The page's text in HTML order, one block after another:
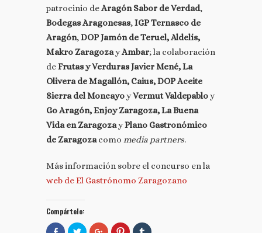
patrocinio deAragón Sabor de Verdad,
Bodegas Aragonesas,IGP Ternasco de
Aragón,DOP Jamón de Teruel, Aldelís,
Makro ZaragozayAmbar; la colaboración
deFrutas y Verduras Javier Mené, La
Olivera de Magallón, Caius, DOP Aceite
Sierra del MoncayoyVermut Valdepabloy
Go Aragón, Enjoy Zaragoza, La Buena
Vida en ZaragozayPlano Gastronómico
de Zaragozacomo media partners.
Más información sobre el concurso en la
web de El Gastrónomo Zaragozano
Compártelo:
Comparte
Haz Haz Haz Haz